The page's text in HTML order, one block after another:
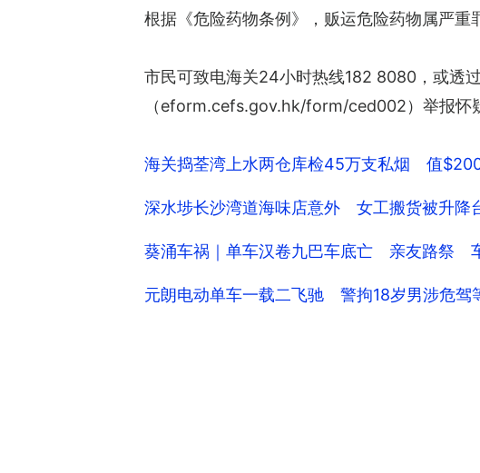
根据《危险药物条例》，贩运危险药物属严重
市民可致电海关24小时热线182 8080，或透
（eform.cefs.gov.hk/form/ced002）举报怀
海关捣荃湾上水两仓库检45万支私烟 值
深水埗长沙湾道海味店意外 女工搬货被升
葵涌车祸｜单车汉卷九巴车底亡 亲友路祭
元朗电动单车一载二飞驰 警拘18岁男涉危